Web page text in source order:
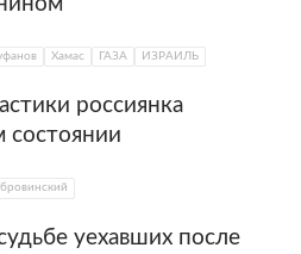
Хамас ГАЗА ИЗРАИЛЬ
россиянка
состоянии
уехавших после